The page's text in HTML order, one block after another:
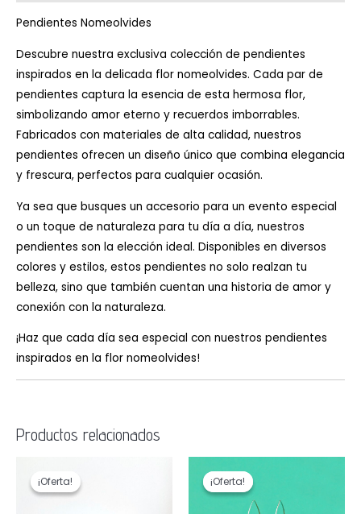
Pendientes Nomeolvides
Descubre nuestra exclusiva colección de pendientes
inspirados en la delicada flor nomeolvides. Cada par de
pendientes captura la esencia de esta hermosa flor,
simbolizando amor eterno y recuerdos imborrables.
Fabricados con materiales de alta calidad, nuestros
pendientes ofrecen un diseño único que combina elegancia
y frescura, perfectos para cualquier ocasión.
Ya sea que busques un accesorio para un evento especial
o un toque de naturaleza para tu día a día, nuestros
pendientes son la elección ideal. Disponibles en diversos
colores y estilos, estos pendientes no solo realzan tu
belleza, sino que también cuentan una historia de amor y
conexión con la naturaleza.
¡Haz que cada día sea especial con nuestros pendientes
inspirados en la flor nomeolvides!
Productos relacionados
¡Oferta!
¡Oferta!precio
original
era:
¡Oferta!
¡Oferta!
precio
original
era:
es: